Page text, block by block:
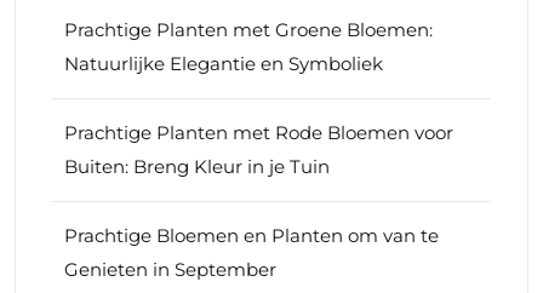
Prachtige Planten met Groene Bloemen:
Natuurlijke Elegantie en Symboliek
Prachtige Planten met Rode Bloemen voor
Buiten: Breng Kleur in je Tuin
Prachtige Bloemen en Planten om van te
Genieten in September